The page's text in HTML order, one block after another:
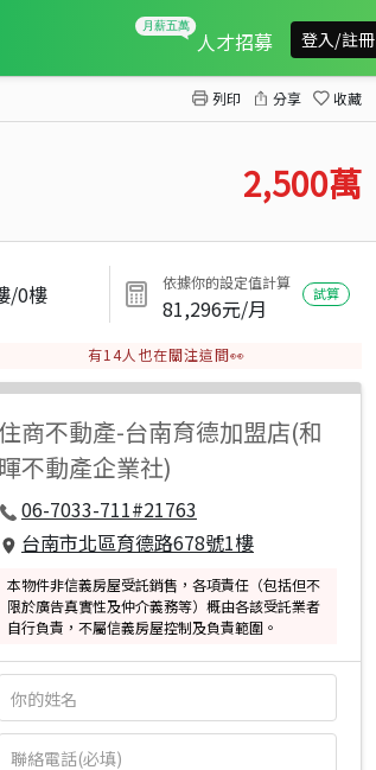
人才招募 登入/註冊
列印 分享 收藏
2,500萬
/0樓 依據你的設定值計算
81,296元/月
試算
有14人也在關注這間👀
住商不動產-台南育德加盟店(和
暉不動產企業社)
06-7033-711#21763
台南市北區育德路678號1樓
本物件非信義房屋受託銷售，各項責任（包括但不
限於廣告真實性及仲介義務等）概由各該受託業者
自行負責，不屬信義房屋控制及負責範圍。